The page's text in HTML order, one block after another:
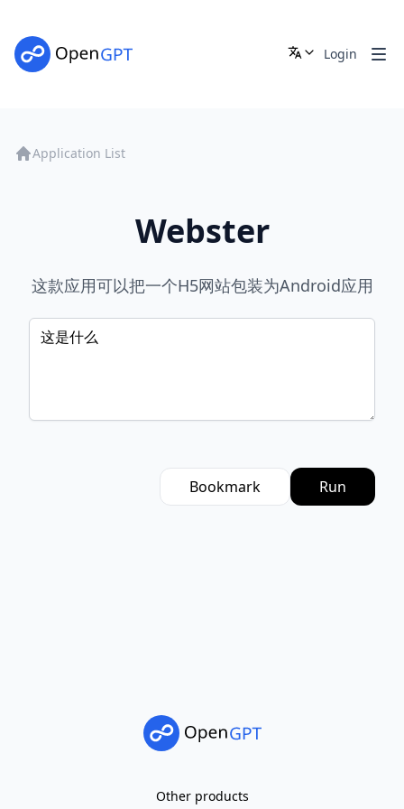
Login
Application List
Webster
这款应用可以把一个H5网站包装为Android应用
Bookmark Run
Other products